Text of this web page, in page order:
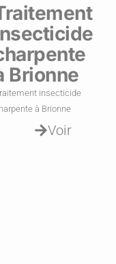
Brionne
insecticide
à Brionne
Voir